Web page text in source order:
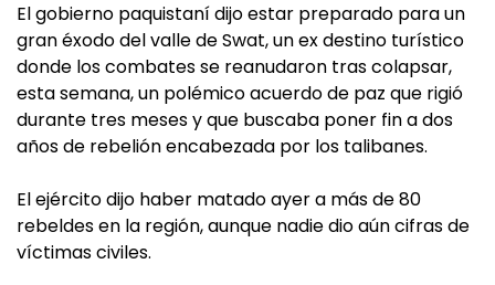
El gobierno paquistaní dijo estar preparado para un
gran éxodo del valle de Swat, un ex destino turístico
donde los combates se reanudaron tras colapsar,
esta semana, un polémico acuerdo de paz que rigió
durante tres meses y que buscaba poner fin a dos
años de rebelión encabezada por los talibanes.
El ejército dijo haber matado ayer a más de 80
rebeldes en la región, aunque nadie dio aún cifras de
víctimas civiles.